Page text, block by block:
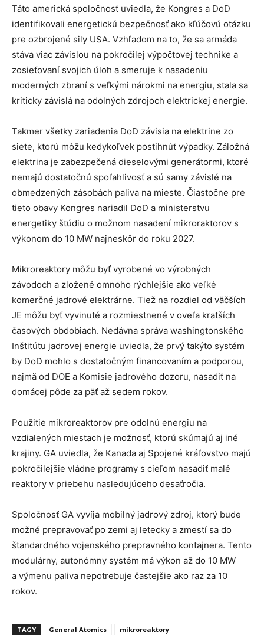
Táto americká spoločnosť uviedla, že Kongres a DoD
identifikovali energetickú bezpečnosť ako kľúčovú otázku
pre ozbrojené sily USA. Vzhľadom na to, že sa armáda
stáva viac závislou na pokročilej výpočtovej technike a
zosieťovaní svojich úloh a smeruje k nasadeniu
moderných zbraní s veľkými nárokmi na energiu, stala sa
kriticky závislá na odolných zdrojoch elektrickej energie.
Takmer všetky zariadenia DoD závisia na elektrine zo
siete, ktorú môžu kedykoľvek postihnúť výpadky. Záložná
elektrina je zabezpečená dieselovými generátormi, ktoré
nemajú dostatočnú spoľahlivosť a sú samy závislé na
obmedzených zásobách paliva na mieste. Čiastočne pre
tieto obavy Kongres nariadil DoD a ministerstvu
energetiky štúdiu o možnom nasadení mikroraktorov s
výkonom do 10 MW najneskôr do roku 2027.
Mikroreaktory môžu byť vyrobené vo výrobných
závodoch a zložené omnoho rýchlejšie ako veľké
komerčné jadrové elektrárne. Tiež na rozdiel od väčších
JE môžu byť vyvinuté a rozmiestnené v oveľa kratších
časových obdobiach. Nedávna správa washingtonského
Inštitútu jadrovej energie uviedla, že prvý takýto systém
by DoD mohlo s dostatočným financovaním a podporou,
najmä od DOE a Komisie jadrového dozoru, nasadiť na
domácej pôde za päť až sedem rokov.
Použitie mikroreaktorov pre odolnú energiu na
vzdialených miestach je možnosť, ktorú skúmajú aj iné
krajiny. GA uviedla, že Kanada aj Spojené kráľovstvo majú
pokročilejšie vládne programy s cieľom nasadiť malé
reaktory v priebehu nasledujúceho desaťročia.
Spoločnosť GA vyvíja mobilný jadrový zdroj, ktorý bude
možné prepravovať po zemi aj letecky a zmestí sa do
štandardného vojenského prepravného kontajnera. Tento
modulárny, autonómny systém má výkon až do 10 MW
a výmenu paliva nepotrebuje častejšie ako raz za 10
rokov.
TAGY General Atomics mikroreaktory